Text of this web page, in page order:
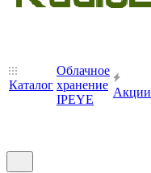
Каталог
Облачное
хранение
IPEYE
Акции